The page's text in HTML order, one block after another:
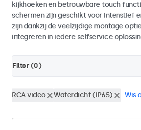
kijkhoeken en betrouwbare touch
schermen zijn geschikt voor intenstief
zijn dankzij de veelzijdige montage
integreren in iedere selfservice
Filter (0)
RCA video Waterdicht (IP65) Wis